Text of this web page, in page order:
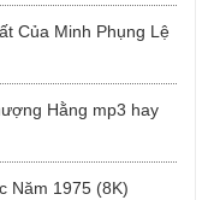
Của Minh Phụng Lệ
Hằng mp3 hay
Năm 1975 (8K)